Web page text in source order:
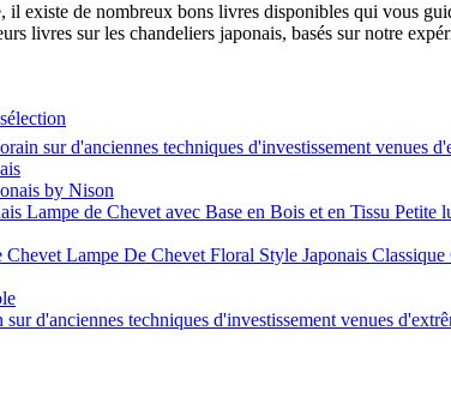
il existe de nombreux bons livres disponibles qui vous
livres sur les chandeliers japonais, basés sur notre
sur d'anciennes techniques d'investissement venues
by Nison
Lampe de Chevet avec Base en Bois et en Tissu
Lampe De Chevet Floral Style Japonais
d'anciennes techniques d'investissement venues